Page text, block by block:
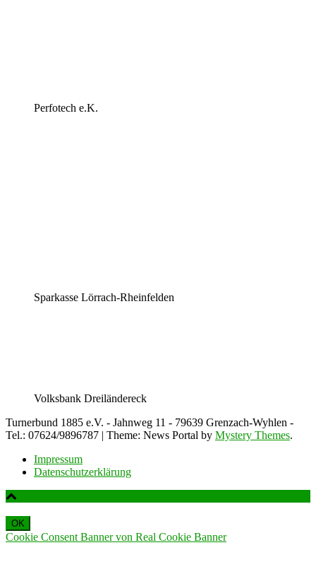
Perfotech e.K.
Sparkasse Lörrach-Rheinfelden
Volksbank Dreiländereck
Turnerbund 1885 e.V. - Jahnweg 11 - 79639 Grenzach-Wyhlen -
Tel.: 07624/9896787 | Theme: News Portal by Mystery Themes.
Impressum
Datenschutzerklärung
OK
Cookie Consent Banner von Real Cookie Banner